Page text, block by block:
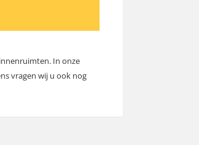
In onze
vragen wij u ook nog